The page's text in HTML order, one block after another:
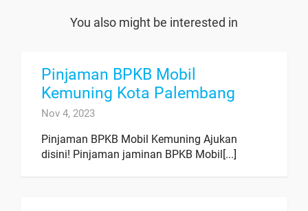
You also might be interested in
Pinjaman BPKB Mobil
Kemuning Kota Palembang
Nov 4, 2023
Pinjaman BPKB Mobil Kemuning Ajukan
disini! Pinjaman jaminan BPKB Mobil[...]